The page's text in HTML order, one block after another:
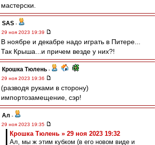
мастерски.
SAS -
29 ноя 2023 19:39
В ноябре и декабре надо играть в Питере...
Так Крыша...и причем везде у них?!
Крошка Тюлень -
29 ноя 2023 19:36
(разводя руками в сторону)
импортозамещение, сэр!
Ал -
29 ноя 2023 19:35
Крошка Тюлень » 29 ноя 2023 19:32
Ал, мы ж этим кубком (в его новом виде и